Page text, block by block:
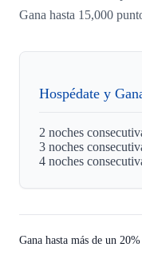
Gana hasta 15,000
Hospédate y
2 noches
3 noches
4 noches
Gana hasta más de un